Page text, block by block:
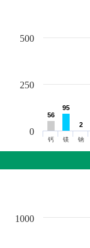
56
56
95
95
2
2
钙 镁 钠
0
250
500
1000